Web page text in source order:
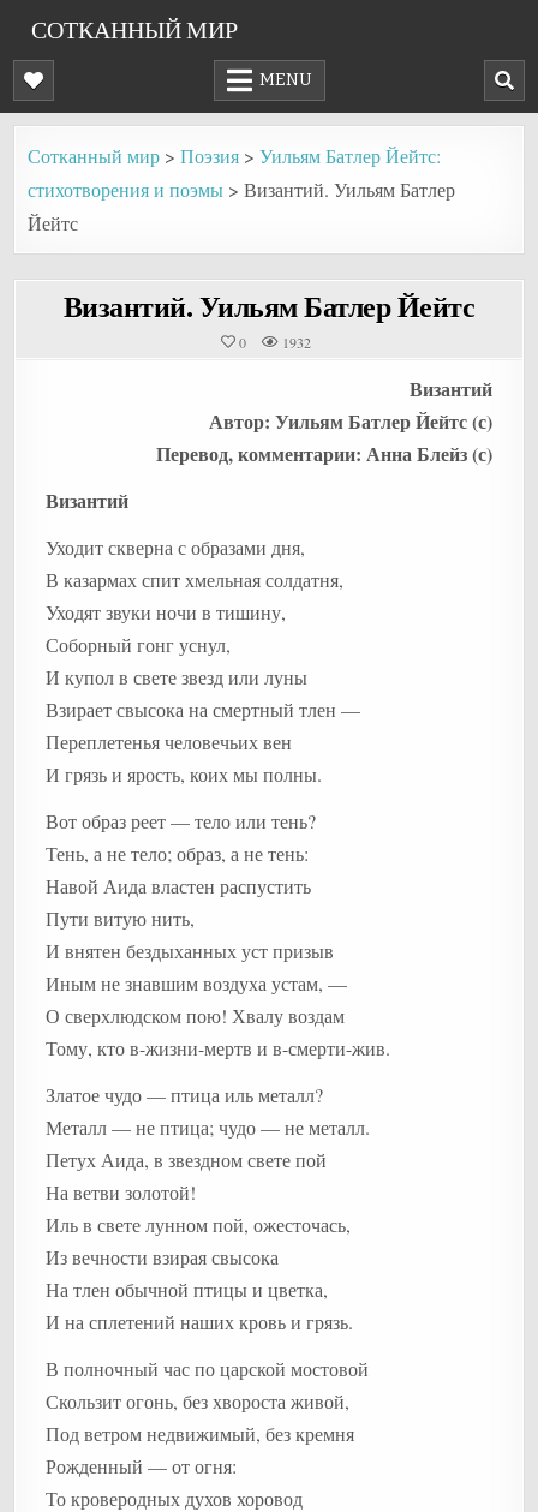
content
СОТКАННЫЙ МИР
MENU
Сотканный мир >Поэзия >Уильям Батлер Йейтс:
стихотворения и поэмы >Византий. Уильям Батлер
Йейтс
Византий. Уильям Батлер Йейтс
0 1932
Византий
Автор: Уильям Батлер Йейтс (с)
Перевод, комментарии: Анна Блейз (с)
Византий
Уходит скверна с образами дня,
В казармах спит хмельная солдатня,
Уходят звуки ночи в тишину,
Соборный гонг уснул,
И купол в свете звезд или луны
Взирает свысока на смертный тлен —
Переплетенья человечьих вен
И грязь и ярость, коих мы полны.
Вот образ реет — тело или тень?
Тень, а не тело; образ, а не тень:
Навой Аида властен распустить
Пути витую нить,
И внятен бездыханных уст призыв
Иным не знавшим воздуха устам, —
О сверхлюдском пою! Хвалу воздам
Тому, кто в-жизни-мертв и в-смерти-жив.
Златое чудо — птица иль металл?
Металл — не птица; чудо — не металл.
Петух Аида, в звездном свете пой
На ветви золотой!
Иль в свете лунном пой, ожесточась,
Из вечности взирая свысока
На тлен обычной птицы и цветка,
И на сплетений наших кровь и грязь.
В полночный час по царской мостовой
Скользит огонь, без хвороста живой,
Под ветром недвижимый, без кремня
Рожденный — от огня:
То кроверодных духов хоровод